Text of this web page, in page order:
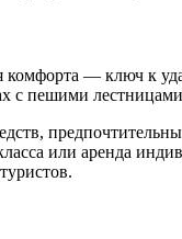
комфорта — ключ к
с пешими
или аренда